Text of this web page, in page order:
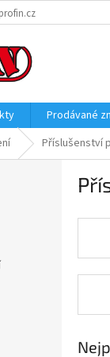
Prodávané
Příslušenství